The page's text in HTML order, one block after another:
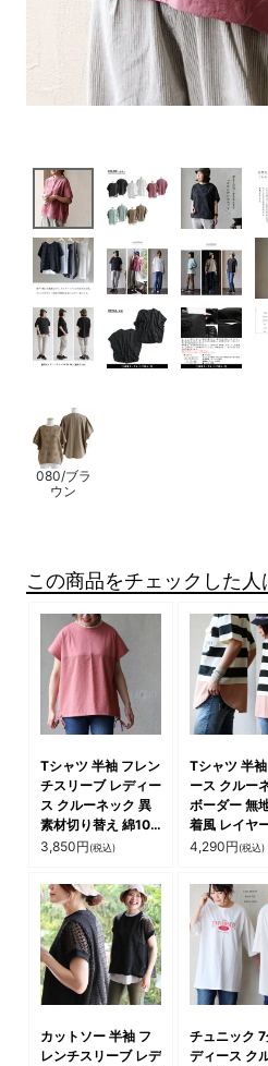
080/ブラ
ウン
この商品をチェックした
Tシャツ 半袖 フレン
チスリーブ レディー
ス クルーネック 異
素材切り替え 綿100
コットン シアサッカ
体型カバー すっきり
カジュアル 夏 パテ
ィ
3,850円(税込)
Tシャツ 半
ース クルー
ボーダー 無
着風 レイヤ
100％ コット
着痩せ すっ
ジュアル 夏
ティ
4,290円(税込)
カットソー 半袖 フ
レンチスリーブ レデ
チュニック
ディース ク